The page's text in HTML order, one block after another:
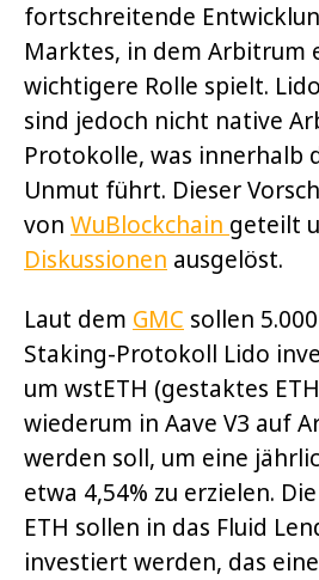
fortschreitende
Marktes, in dem Arbitrum
wichtigere Rolle spielt.
sind jedoch nicht native
Protokolle, was innerhalb
Unmut führt. Dieser
von WuBlockchain geteilt
Diskussionen ausgelöst.
Laut dem GMC sollen
Staking-Protokoll Lido
um wstETH (gestaktes
wiederum in Aave V3 auf
werden soll, um eine
etwa 4,54% zu erzielen.
ETH sollen in das Fluid
investiert werden, das